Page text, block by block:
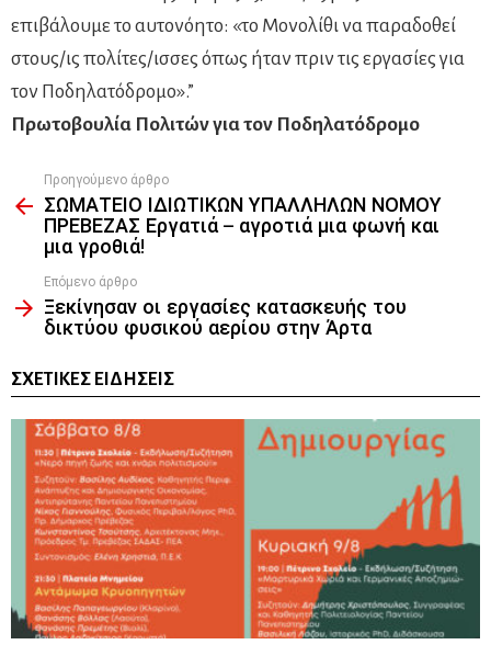
επιβάλουμε το αυτονόητο: «το Μονολίθι να παραδοθεί
στους/ις πολίτες/ισσες όπως ήταν πριν τις εργασίες για
τον Ποδηλατόδρομο».”
Πρωτοβουλία Πολιτών για τον Ποδηλατόδρομο
more
Προηγούμενο άρθρο
ΣΩΜΑΤΕΙΟ ΙΔΙΩΤΙΚΩΝ ΥΠΑΛΛΗΛΩΝ ΝΟΜΟΥ
ΠΡΕΒΕΖΑΣ Εργατιά – αγροτιά μια φωνή και
μια γροθιά!
Επόμενο άρθρο
Ξεκίνησαν οι εργασίες κατασκευής του
δικτύου φυσικού αερίου στην Άρτα
ΣΧΕΤΙΚΈΣ ΕΙΔΉΣΕΙΣ